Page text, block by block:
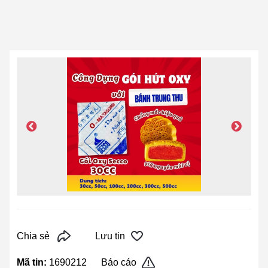
Chia sẻ Lưu tin
Mã tin: 1690212 Báo cáo